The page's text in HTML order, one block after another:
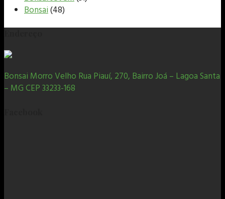
Bonsai(48)
Bonsai Morro Velho Rua Piauí, 270, Bairro Joá – Lagoa Santa
– MG CEP 33233-168